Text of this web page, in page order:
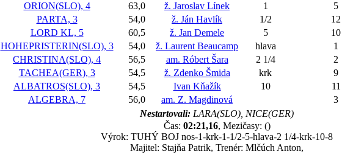
ORION(SLO), 4 63,0 ž. Jaroslav Línek 1 5
PARTA, 3 54,0 ž. Ján Havlík 1/2 12
LORD KL, 5 60,5 ž. Jan Demele 5 10
HOHEPRISTERIN(SLO), 3 54,0 ž. Laurent Beaucamp hlava 1
CHRISTINA(SLO), 4 56,5 am. Róbert Šara 2 1/4 2
TACHEA(GER), 3 54,5 ž. Zdenko Šmida krk 9
ALBATROS(SLO), 3 54,5 Ivan Kňažík 10 11
ALGEBRA, 7 56,0 am. Z. Magdinová 3
Nestartovali: LARA(SLO), NICE(GER)
Čas: 02:21,16, Mezičasy: ()
Výrok: TUHÝ BOJ nos-1-krk-1-1/2-5-hlava-2 1/4-krk-10-8
Majitel: Stajňa Patrik, Trenér: Mlčúch Anton,